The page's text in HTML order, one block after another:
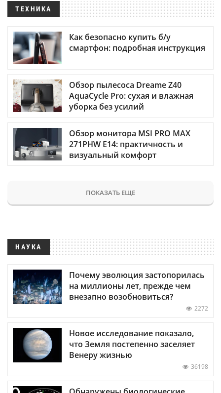
ТЕХНИКА
Как безопасно купить б/у
смартфон: подробная инструкция
Обзор пылесоса Dreame Z40
AquaCycle Pro: сухая и влажная
уборка без усилий
Обзор монитора MSI PRO MAX
271PHW E14: практичность и
визуальный комфорт
ПОКАЗАТЬ ЕЩЕ
НАУКА
Почему эволюция застопорилась
на миллионы лет, прежде чем
внезапно возобновиться?
2272
Новое исследование показало,
что Земля постепенно заселяет
Венеру жизнью
36198